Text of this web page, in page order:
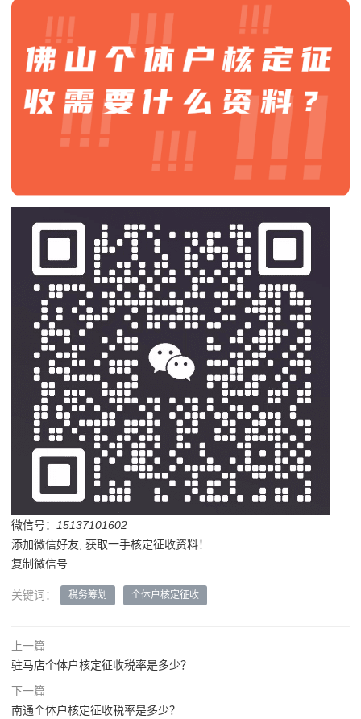
微信号：
15137101602
添加微信好友, 获取一手核定征收资料！
复制微信号
关键词： 税务筹划 个体户核定征收
上一篇
驻马店个体户核定征收税率是多少？
下一篇
南通个体户核定征收税率是多少？